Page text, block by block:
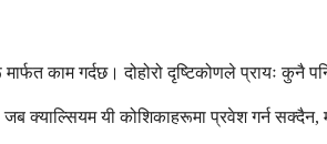
काम गर्दछ। दोहोरो दृष्टिकोणले प्रायः कुनै
क्याल्सियम यी कोशिकाहरूमा प्रवेश गर्न